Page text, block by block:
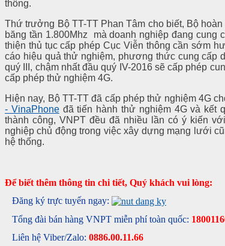
thông.
Thứ trưởng Bộ TT-TT Phan Tâm cho biết, Bộ
băng tần 1.800Mhz mà doanh nghiệp đang cung
thiện thủ tục cấp phép Cục Viễn thông cần sớm
cáo hiệu quả thử nghiệm, phương thức cung cấp
quý III, chậm nhất đầu quý IV-2016 sẽ cấp phép
cấp phép thử nghiệm 4G.
Hiện nay, Bộ TT-TT đã cấp phép thử nghiệm 4G
- VinaPhoneđã tiến hành thử nghiệm 4G và kết
thành công, VNPT đều đã nhiều lần có ý kiến
nghiệp chủ động trong việc xây dựng mạng lưới
hệ thống.
Để biết thêm thông tin chi tiết, Quý khách vui lòng:
Đăng ký trực tuyến ngay:
Tổng đài bán hàng VNPT miễn phí toàn quốc:
Liên hệ Viber/Zalo: 0886.00.11.66